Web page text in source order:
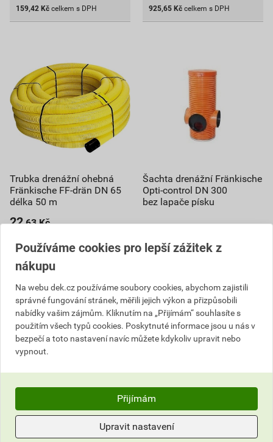
159,42 Kč celkem s DPH
925,65 Kč celkem s DPH
Trubka drenážní ohebná
Fränkische FF-drän DN 65
délka 50 m
22,63Kč
1 331,00 Kč
1 131,35
Vyberte si prodejnu
Skladem v (55) prodejnách
role
Šachta drenážní Fränkische
Opti-control DN 300
bez lapače písku
cena za ks s DPH
Vyberte si prodejnu
Skladem v (55) prodejnách
Do košíku
1 419,33
Používáme cookies pro lepší zážitek z
nákupu
Na webu dek.cz používáme soubory cookies, abychom zajistili
správné fungování stránek, měřili jejich výkon a přizpůsobili
nabídky vašim zájmům. Kliknutím na „Přijímám“ souhlasíte s
použitím všech typů cookies. Poskytnuté informace jsou u nás v
bezpečí a toto nastavení navíc můžete kdykoliv upravit nebo
vypnout.
Přijímám
Upravit nastavení